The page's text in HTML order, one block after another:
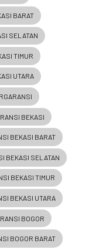
BARAT
SELATAN
TIMUR
UTARA
BEKASI
BEKASI BARAT
BEKASI SELATAN
BEKASI TIMUR
BEKASI UTARA
BOGOR
BOGOR BARAT